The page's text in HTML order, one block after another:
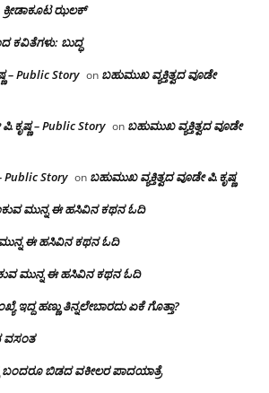
ಕ್ರೀಡಾಕೂಟ ಝಲಕ್
ಕವಿತೆಗಳು: ಬುದ್ಧ
– Public Story on ಬಹುಮುಖ ವ್ಯಕ್ತಿತ್ವದ ವೂಡೇ
– Public Story on ಬಹುಮುಖ ವ್ಯಕ್ತಿತ್ವದ ವೂಡೇ
Story on ಬಹುಮುಖ ವ್ಯಕ್ತಿತ್ವದ ವೂಡೇ ಪಿ.ಕೃಷ್ಣ
ಮುನ್ನ ಈ ಹಸಿವಿನ ಕಥನ ಓದಿ
ಈ ಹಸಿವಿನ ಕಥನ ಓದಿ
ಮುನ್ನ ಈ ಹಸಿವಿನ ಕಥನ ಓದಿ
ಇದ್ದ ಹಣ್ಣು ತಿನ್ನಲೇಬಾರದು ಏಕೆ ಗೊತ್ತಾ?
ವಸಂತ
ಬಂದರೂ ಬಿಡದ ವಕೀಲರ ಪಾದಯಾತ್ರೆ